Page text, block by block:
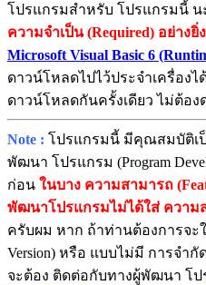
โปรแกรมสำหรับ โปรแกรมนี้
ความจำเป็น (Required) อย่างยิ่ง
Microsoft Visual Basic 6
ดาวน์โหลดไปไว้ประจำเครื่องไ
ดาวน์โหลดกันครั้งเดียว ไม่ต้อง
Note : โปรแกรมนี้ มีคุณสมบัติเ
พัฒนา โปรแกรม (Program
ก่อน ในบาง ความสามารถ
พัฒนาโปรแกรมไม่ได้ใส่ ความ
ครับผม หาก ถ้าท่านต้องการจะ
Version) หรือ แบบไม่มี การจำกั
จะต้อง ติดต่อกับทางผู้พัฒนา โป